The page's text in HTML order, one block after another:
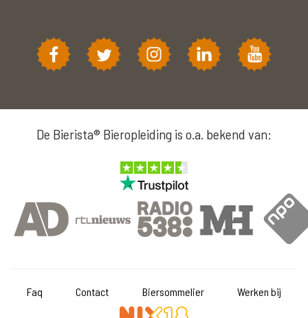
De Bierista® Bieropleiding is o.a. bekend van:
Faq Contact Biersommelier Werken bij